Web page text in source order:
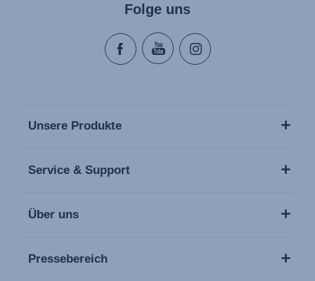
Folge uns
Unsere Produkte
Service & Support
Über uns
Pressebereich